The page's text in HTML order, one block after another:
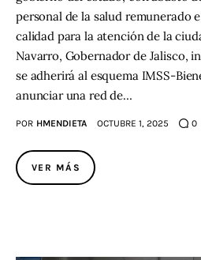
personal de la salud remunerado
calidad para la atención de la
Navarro, Gobernador de Jalisco,
se adherirá al esquema IMSS-
anunciar una red de…
POR HMENDIETA OCTUBRE 1, 2025 0
VER MÁS